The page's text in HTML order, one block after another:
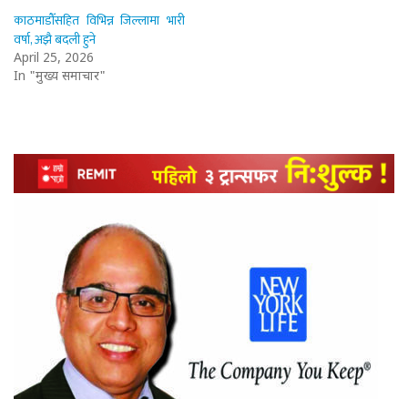
काठमाडौँसहित विभिन्न जिल्लामा भारी
वर्षा, अझै बदली हुने
April 25, 2026
In "मुख्य समाचार"